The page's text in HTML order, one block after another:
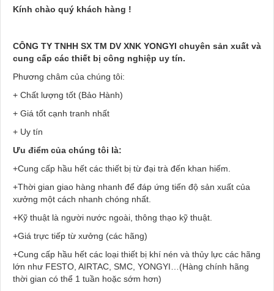
Kính chào quý khách hàng !
CÔNG TY TNHH SX TM DV XNK YONGYI chuyên sản xuất và
cung cấp các thiết bị công nghiệp uy tín.
Phương châm của chúng tôi:
+ Chất lượng tốt (Bảo Hành)
+ Giá tốt cạnh tranh nhất
+ Uy tín
Ưu điểm của chúng tôi là:
+Cung cấp hầu hết các thiết bị từ đại trà đến khan hiếm.
+Thời gian giao hàng nhanh để đáp ứng tiến độ sản xuất của
xưởng một cách nhanh chóng nhất.
+Kỹ thuật là người nước ngoài, thông thạo kỹ thuật.
+Giá trực tiếp từ xưởng (các hãng)
+Cung cấp hầu hết các loại thiết bị khí nén và thủy lực các hãng
lớn như FESTO, AIRTAC, SMC, YONGYI…(Hàng chính hãng
thời gian có thể 1 tuần hoặc sớm hơn)